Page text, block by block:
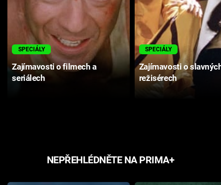
SPECIÁLY
Zajímavosti o filmech a
seriálech
SPECIÁLY
Zajímavosti o
režisérech
NEPŘEHLÉDNĚTE NA PRIMA+